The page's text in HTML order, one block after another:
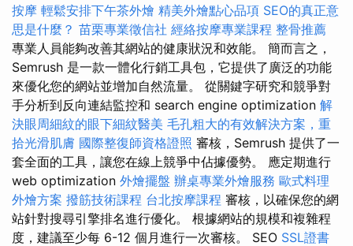
按摩 輕鬆安排下午茶外燴 精美外燴點心品項 SEO的真正意
思是什麼？ 苗栗專業徵信社 經絡按摩專業課程 整骨推薦
專業人員能夠改善其網站的健康狀況和效能。 簡而言之，
Semrush 是一款一體化行銷工具包，它提供了廣泛的功能
來優化您的網站並增加自然流量。 從關鍵字研究和競爭對
手分析到反向連結監控和 search engine optimization 解
決眼周細紋的眼下細紋醫美 毛孔粗大的有效解決方案，重
拾光滑肌膚 國際整復師資格證照 審核，Semrush 提供了一
套全面的工具，讓您在線上競爭中佔據優勢。 應定期進行
web optimization 外燴擺盤 辦桌專業外燴服務 歐式料理
外燴方案 撥筋技術課程 台北按摩課程 審核，以確保您的網
站針對搜尋引擎排名進行優化。 根據網站的規模和複雜程
度，建議至少每 6-12 個月進行一次審核。 SEO SSL證書